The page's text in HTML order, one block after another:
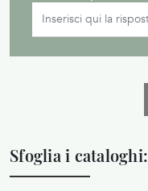
Sfoglia i cataloghi: